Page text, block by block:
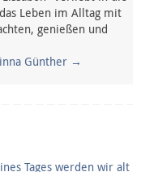
Leben im Alltag mit
genießen und
Günther →
Tages werden wir alt